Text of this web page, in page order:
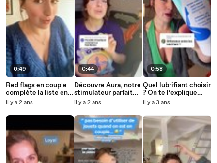
0:49
Red flags en couple
complète la liste en
commentaires !
il y a 2 ans
0:44
Découvre Aura, notre
stimulateur parfait
pour tous les corps
il y a 2 ans
0:58
Quel lubrifiant choisir
? On te l’explique
abonne-toi pour plus
il y a 3 ans